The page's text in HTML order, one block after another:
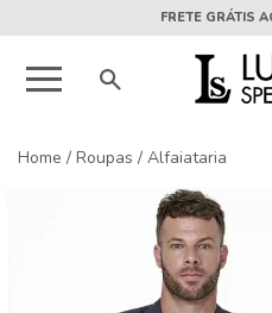
5X SEM JUROS
Home / Roupas / Alfaiataria